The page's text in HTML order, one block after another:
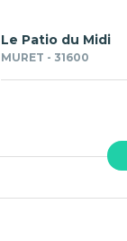
Le Patio du Midi
MURET - 31600